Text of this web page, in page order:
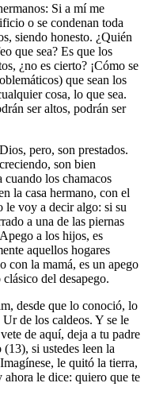
Si a mí me
o se condenan toda
siendo honesto. ¿Quién
que sea? Es que los
¿no es cierto? ¡Cómo se
que sean los
cosa, lo que sea.
ser altos, podrán ser
pero, son prestados.
son bien
cuando los chamacos
la casa hermano, con el
le voy a decir algo: si su
a una de las piernas
a los hijos, es
aquellos hogares
con la mamá, es un apego
del desapego.
desde que lo conoció, lo
de los caldeos. Y se le
de aquí, deja a tu padre
si ustedes leen la
le quitó la tierra,
le dice: quiero que te